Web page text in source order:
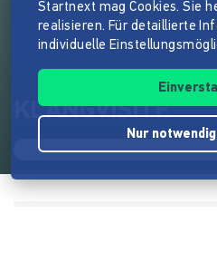
KLANGVISITE
Startnext mag Cookies. Sie
realisieren. Für detaillierte
individuelle
Nur